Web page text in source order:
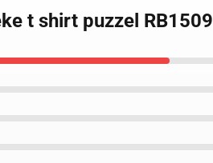
t shirt puzzel RB1509